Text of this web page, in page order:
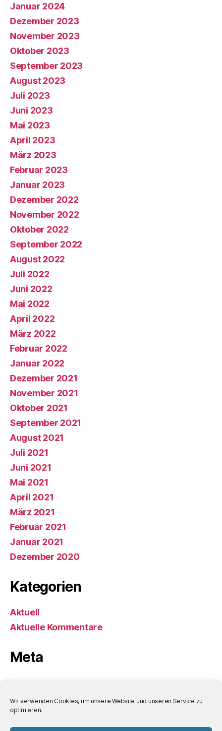
Wir verwenden Cookies, um unsere Website und unseren Service zu
optimieren.
Januar 2024
Dezember 2023
November 2023
Oktober 2023
September 2023
August 2023
Juli 2023
Juni 2023
Mai 2023
April 2023
März 2023
Februar 2023
Januar 2023
Dezember 2022
November 2022
Oktober 2022
September 2022
August 2022
Juli 2022
Juni 2022
Mai 2022
April 2022
März 2022
Februar 2022
Januar 2022
Dezember 2021
November 2021
Oktober 2021
September 2021
August 2021
Juli 2021
Juni 2021
Mai 2021
April 2021
März 2021
Februar 2021
Januar 2021
Dezember 2020
Kategorien
Aktuell
Aktuelle Kommentare
Meta
Eintrags-Feed
Kommentar-Feed
WordPress.org